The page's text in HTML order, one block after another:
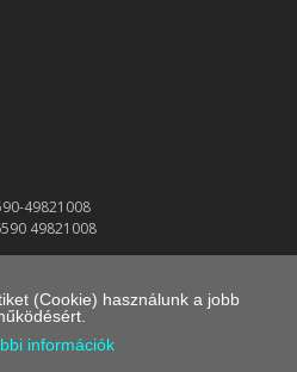
49821008
49821008
Koalíció
(Cookie) használunk a jobb
információk